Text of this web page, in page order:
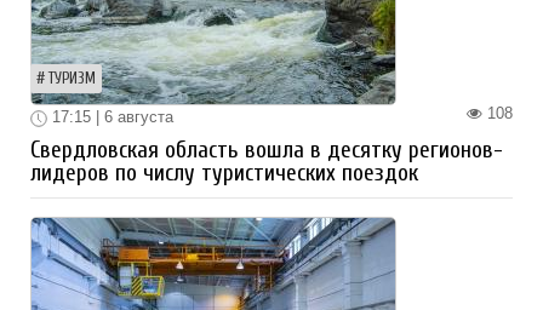
ТУРИЗМ
108
17:15 | 6 августа
Свердловская область вошла в десятку регионов-
лидеров по числу туристических поездок